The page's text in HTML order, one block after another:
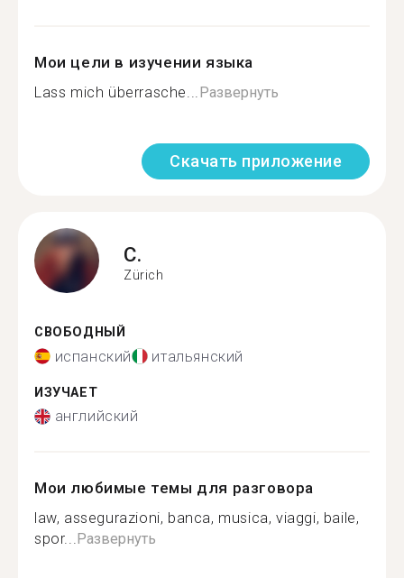
Мои цели в изучении языка
Lass mich überrasche...Развернуть
Скачать приложение
C.
Zürich
СВОБОДНЫЙ
испанский итальянский
ИЗУЧАЕТ
английский
Мои любимые темы для разговора
law, assegurazioni, banca, musica, viaggi, baile,
spor...Развернуть